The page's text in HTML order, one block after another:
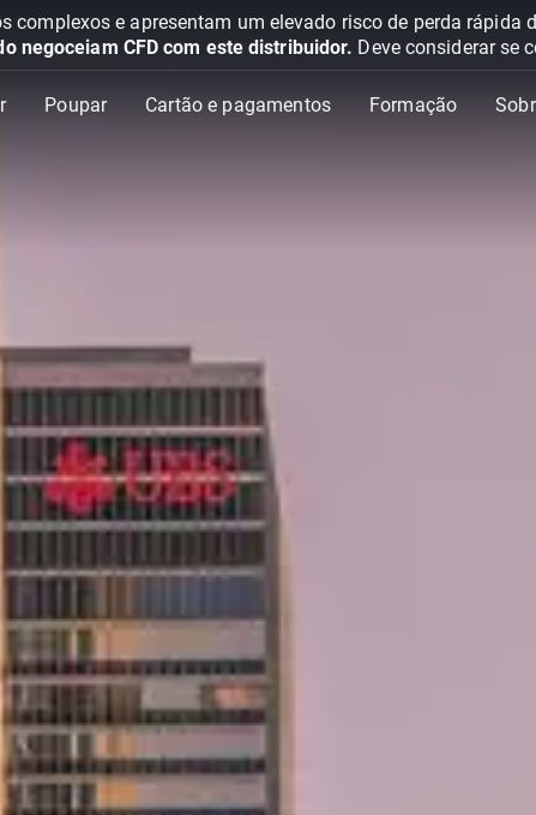
complexos e apresentam um elevado risco de perda
negoceiam CFD com este distribuidor. Deve considerar se
Poupar Cartão e pagamentos Formação